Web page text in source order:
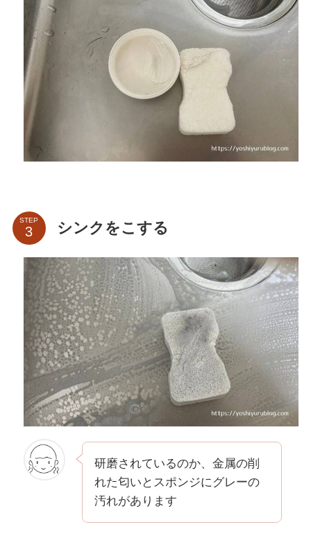
STEP シンクをこする
研磨されているのか、金属の削
れた匂いとスポンジにグレーの
汚れがあります